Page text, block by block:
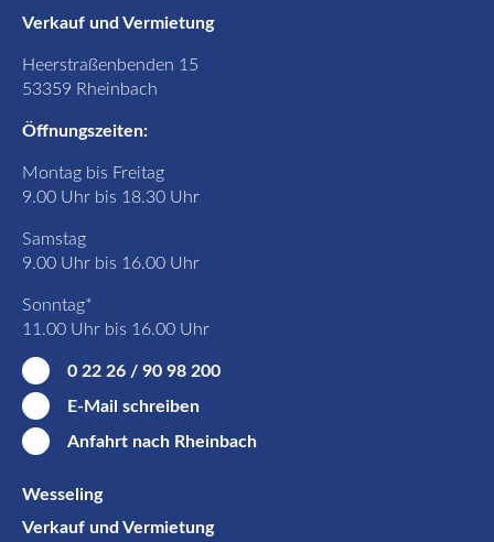
Verkauf und Vermietung
Heerstraßenbenden 15
53359 Rheinbach
Öffnungszeiten:
Montag bis Freitag
9.00 Uhr bis 18.30 Uhr
Samstag
9.00 Uhr bis 16.00 Uhr
Sonntag*
11.00 Uhr bis 16.00 Uhr
0 22 26 / 90 98 200
E-Mail schreiben
Anfahrt nach Rheinbach
Wesseling
Verkauf und Vermietung